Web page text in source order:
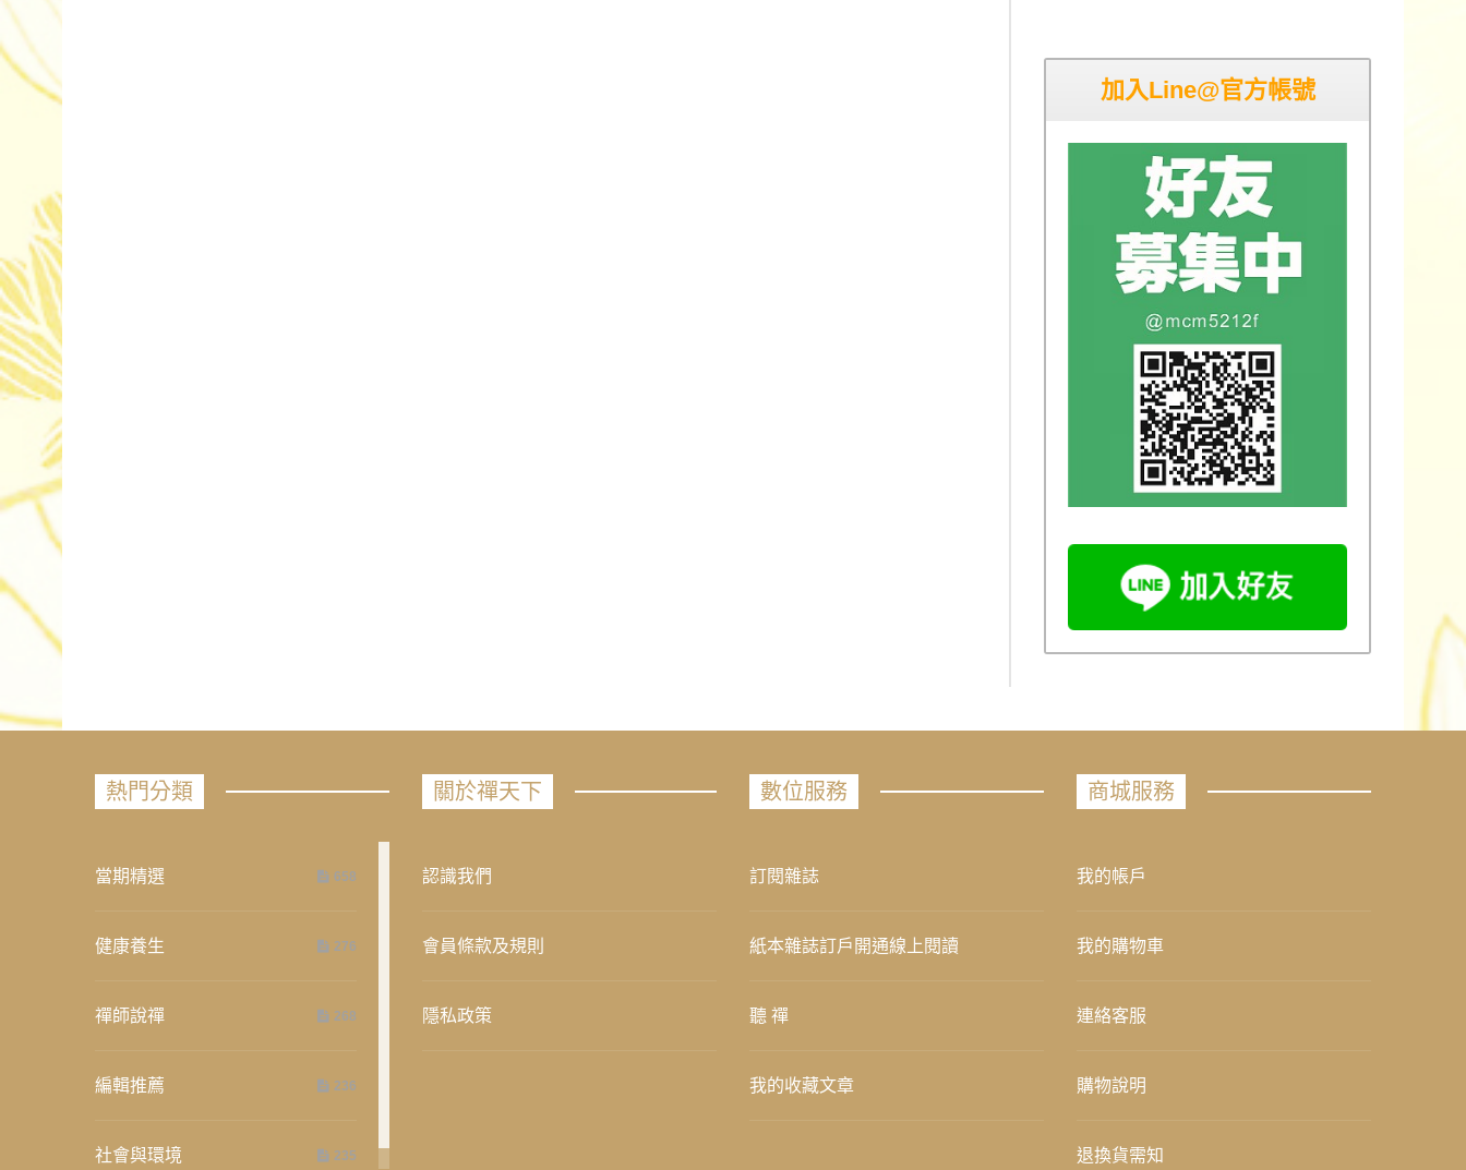
加入Line@官方帳號
熱門分類
當期精選 658
健康養生 276
禪師說禪 268
編輯推薦 236
社會與環境 235
關於禪天下
認識我們
會員條款及規則
隱私政策
數位服務
訂閱雜誌
紙本雜誌訂戶開通線上閱讀
聽 禪
我的收藏文章
商城服務
我的帳戶
我的購物車
連絡客服
購物說明
退換貨需知